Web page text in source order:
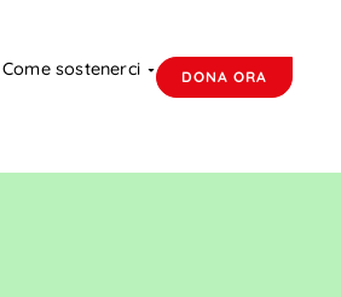
Come sostenerci DONA ORA